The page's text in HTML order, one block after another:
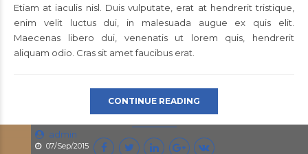
admin
07/Sep/2015
Etiam at iaculis nisl. Duis vulputate, erat at hendrerit tristique,
enim velit luctus dui, in malesuada augue ex quis elit.
Maecenas libero dui, venenatis ut lorem quis, hendrerit
aliquam odio. Cras sit amet faucibus erat.
CONTINUE READING